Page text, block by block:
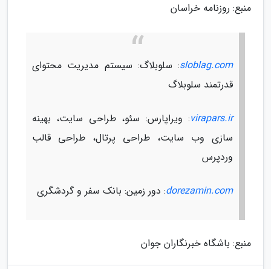
منبع: روزنامه خراسان
sloblag.com: سلوبلاگ: سیستم مدیریت محتوای
قدرتمند سلوبلاگ
virapars.ir: ویراپارس: سئو، طراحی سایت، بهینه
سازی وب سایت، طراحی پرتال، طراحی قالب
وردپرس
dorezamin.com: دور زمین: بانک سفر و گردشگری
منبع: باشگاه خبرنگاران جوان